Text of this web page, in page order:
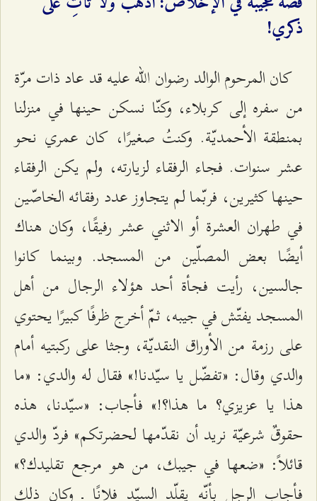
ذكري!
كان المرحوم الوالد رضوان الله عليه قد عاد ذات مرّة
من سفره إلى كربلاء، وكنّا نسكن حينها في منزلنا
بمنطقة الأحمديّة. وكنتُ صغيرًا، كان عمري نحو
عشر سنوات. فجاء الرفقاء لزيارته، ولم يكن الرفقاء
حينها كثيرين، فربّما لم يتجاوز عدد رفقائه الخاصّين
في طهران العشرة أو الاثني عشر رفيقًا، وكان هناك
أيضًا بعض المصلّين من المسجد. وبينما كانوا
جالسين، رأيت فجأة أحد هؤلاء الرجال من أهل
المسجد يفتّش في جيبه، ثمّ أخرج ظرفًا كبيرًا يحتوي
على رزمة من الأوراق النقديّة، وجثا على ركبتيه أمام
والدي وقال: «تفضّل يا سيّدنا!» فقال له والدي: «ما
هذا يا عزيزي؟ ما هذا؟!» فأجاب: «سيّدنا، هذه
حقوقٌ شرعيّة نريد أن نقدّمها لحضرتكم» فردّ والدي
قائلاً: «ضعها في جيبك، من هو مرجع تقليدك؟»
فأجاب الرجل بأنّه يقلّد السيّد فلانًا ـ وكان ذلك